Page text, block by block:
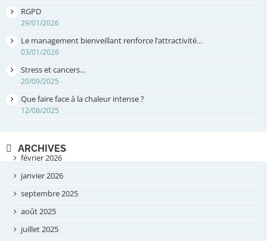
RGPD
29/01/2026
Le management bienveillant renforce l’attractivité…
03/01/2026
Stress et cancers…
20/09/2025
Que faire face à la chaleur intense ?
12/08/2025
ARCHIVES
février 2026
janvier 2026
septembre 2025
août 2025
juillet 2025